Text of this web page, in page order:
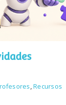
,Recursos